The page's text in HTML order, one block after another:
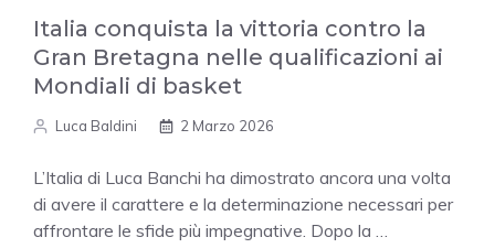
Italia conquista la vittoria contro la
Gran Bretagna nelle qualificazioni ai
Mondiali di basket
Luca Baldini 2 Marzo 2026
L’Italia di Luca Banchi ha dimostrato ancora una volta
di avere il carattere e la determinazione necessari per
affrontare le sfide più impegnative. Dopo la …